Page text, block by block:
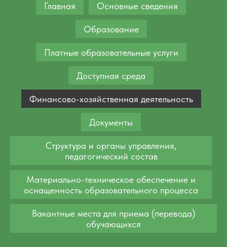
Главная Основные сведения
Образование
Платные образовательные услуги
Доступная среда
Финансово-хозяйственная деятельность
Документы
Структура и органы управления,
педагогический состав
Материально-техническое обеспечение и
оснащенность образовательного процесса
Вакантные места для приема (перевода)
обучающихся